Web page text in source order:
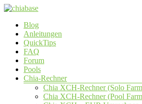
Zum
springen
chiabase
CHIA
Info-
Community
Seite
Menü
Blog
Anleitungen
QuickTips
FAQ
Forum
Pools
Chia-Rechner
Chia XCH-Rechner (Solo
Chia XCH-Rechner (Pool